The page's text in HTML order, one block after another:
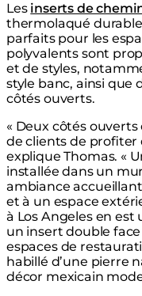
Les inserts de
thermolaqué
parfaits pour les
polyvalents sont
et de styles,
style banc, ainsi que
côtés ouverts.
« Deux côtés
de clients de profiter
explique Thomas. «
installée dans un
ambiance
et à un espace
à Los Angeles en est
un insert double
espaces de
habillé d’une pierre
décor mexicain